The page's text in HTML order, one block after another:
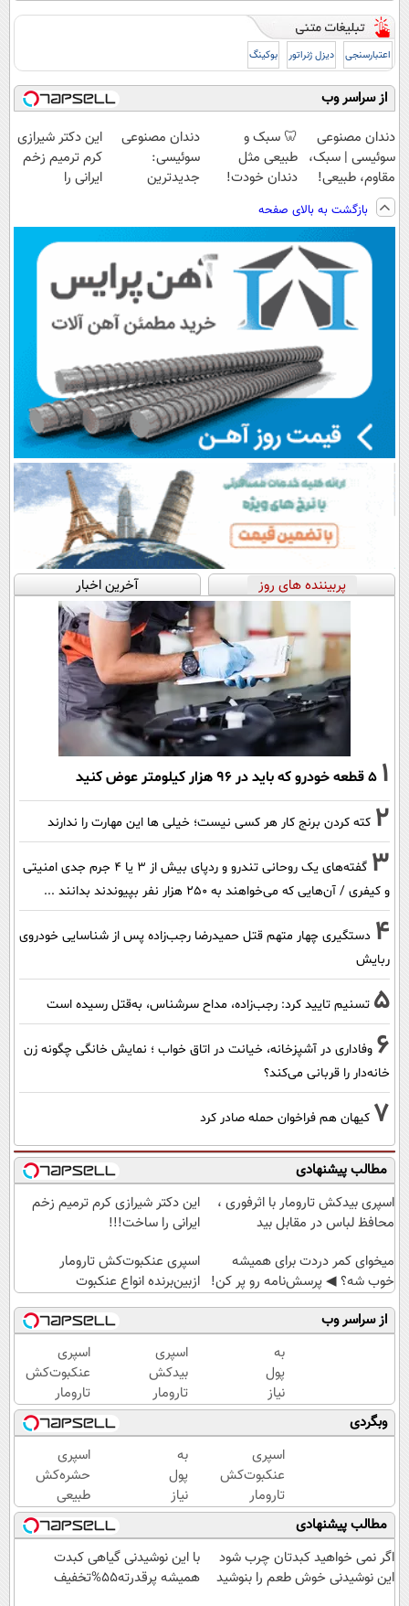
اعتبارسنجی دیزل ژنراتور بوکینگ
از سراسر وب
دندان مصنوعی
سوئیسی | سبک،
مقاوم، طبیعی!
ویزیت
رایگان+پرداخت
اقساطی😍
🦷 سبک و
طبیعی مثل
دندان خودت!
پرداخت اقساطی
💳 📍 تهران
دندان مصنوعی
سوئیسی:
جدیدترین
پرداخت قسطی
این دکتر شیرازی
کرم ترمیم زخم
ایرانی را
بازگشت به بالای صفحه
پربیننده های روز آخرین اخبار
1 ۵ قطعه خودرو که باید در ۹۶ هزار کیلومتر عوض کنید
2 کته کردن برنج کار هر کسی نیست؛ خیلی ها این مهارت را ندارند
3
گفته‌های یک روحانی تندرو و ردپای بیش از ۳ یا ۴ جرم جدی امنیتی
و کیفری / آن‌هایی که می‌خواهند به ۲۵۰ هزار نفر بپیوندند بدانند ...
4 دستگیری چهار متهم قتل حمیدرضا رجب‌زاده پس از شناسایی خودروی
ربایش
5 تسنیم تایید کرد: رجب‌زاده، مداح سرشناس، به‌قتل رسیده است
6 وفاداری در آشپزخانه، خیانت در اتاق خواب ؛ نمایش خانگی چگونه زن
خانه‌دار را قربانی می‌کند؟
7 کیهان هم فراخوان حمله صادر کرد
مطالب پیشنهادی
اسپری بیدکش تارومار با اثرفوری ،
محافظ لباس در مقابل بید
این دکتر شیرازی کرم ترمیم زخم
ایرانی را ساخت!!!
میخوای کمر دردت برای همیشه
خوب شه؟ ◀ پرسش‌نامه رو پر کن!
اسپری عنکبوت‌‌کش تارومار
ازبین‌برنده انواع عنکبوت
از سراسر وب
به
پول
نیاز
داری؟
همین
الان
این
دوره
رایگان
رو
شرکت
کن تا
اسپری
بیدکش
تارومار
با
اثرفوری
،
محافظ
لباس
در
مقابل
بید
اسپری
عنکبوت‌‌کش
تارومار
ازبین‌برنده
انواع
عنکبوت
وبگردی
اسپری
عنکبوت‌‌کش
تارومار
ازبین‌برنده
انواع
عنکبوت
به
پول
نیاز
داری؟
همین
الان
این
اسپری
حشره‌کش
طبیعی
تارومار
سازگار با
محیط
زیست و با
مطالب پیشنهادی
اگر نمی خواهید کبدتان چرب شود
این نوشیدنی خوش طعم را بنوشید
با این نوشیدنی گیاهی کبدت
همیشه پرقدرته55%تخفیف